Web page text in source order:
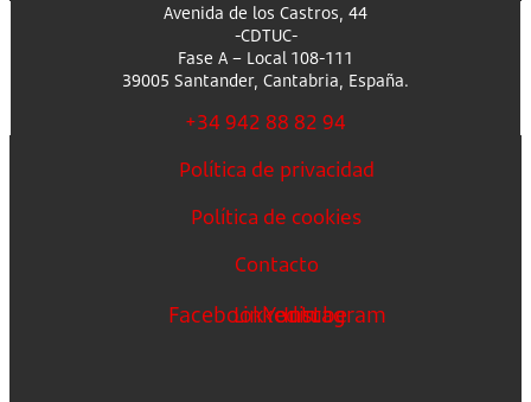
Avenida de los Castros, 44
-CDTUC-
Fase A – Local 108-111
39005 Santander, Cantabria, España.
+34 942 88 82 94
Política de privacidad
Política de cookies
Contacto
FacebookLinkedin
Youtube
Instagram